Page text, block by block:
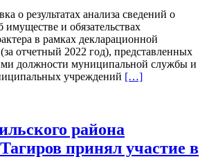
о результатах анализа сведений о
имуществе и обязательствах
в рамках декларационной
отчетный 2022 год), представленных
должности муниципальной службы и
учреждений […]
района
принял участие в